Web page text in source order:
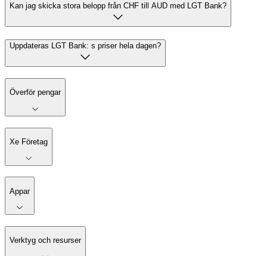
Kan jag skicka stora belopp från CHF till AUD med LGT Bank?
Uppdateras LGT Bank: s priser hela dagen?
Överför pengar
Xe Företag
Appar
Verktyg och resurser